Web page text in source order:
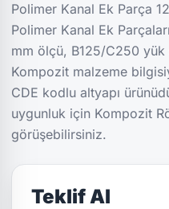
Polimer Kanal Ek Parça
Polimer Kanal Ek
mm ölçü, B125/C250 yük
Kompozit malzeme
CDE kodlu altyapı
uygunluk için Kompozit
görüşebilirsiniz.
Teklif Al